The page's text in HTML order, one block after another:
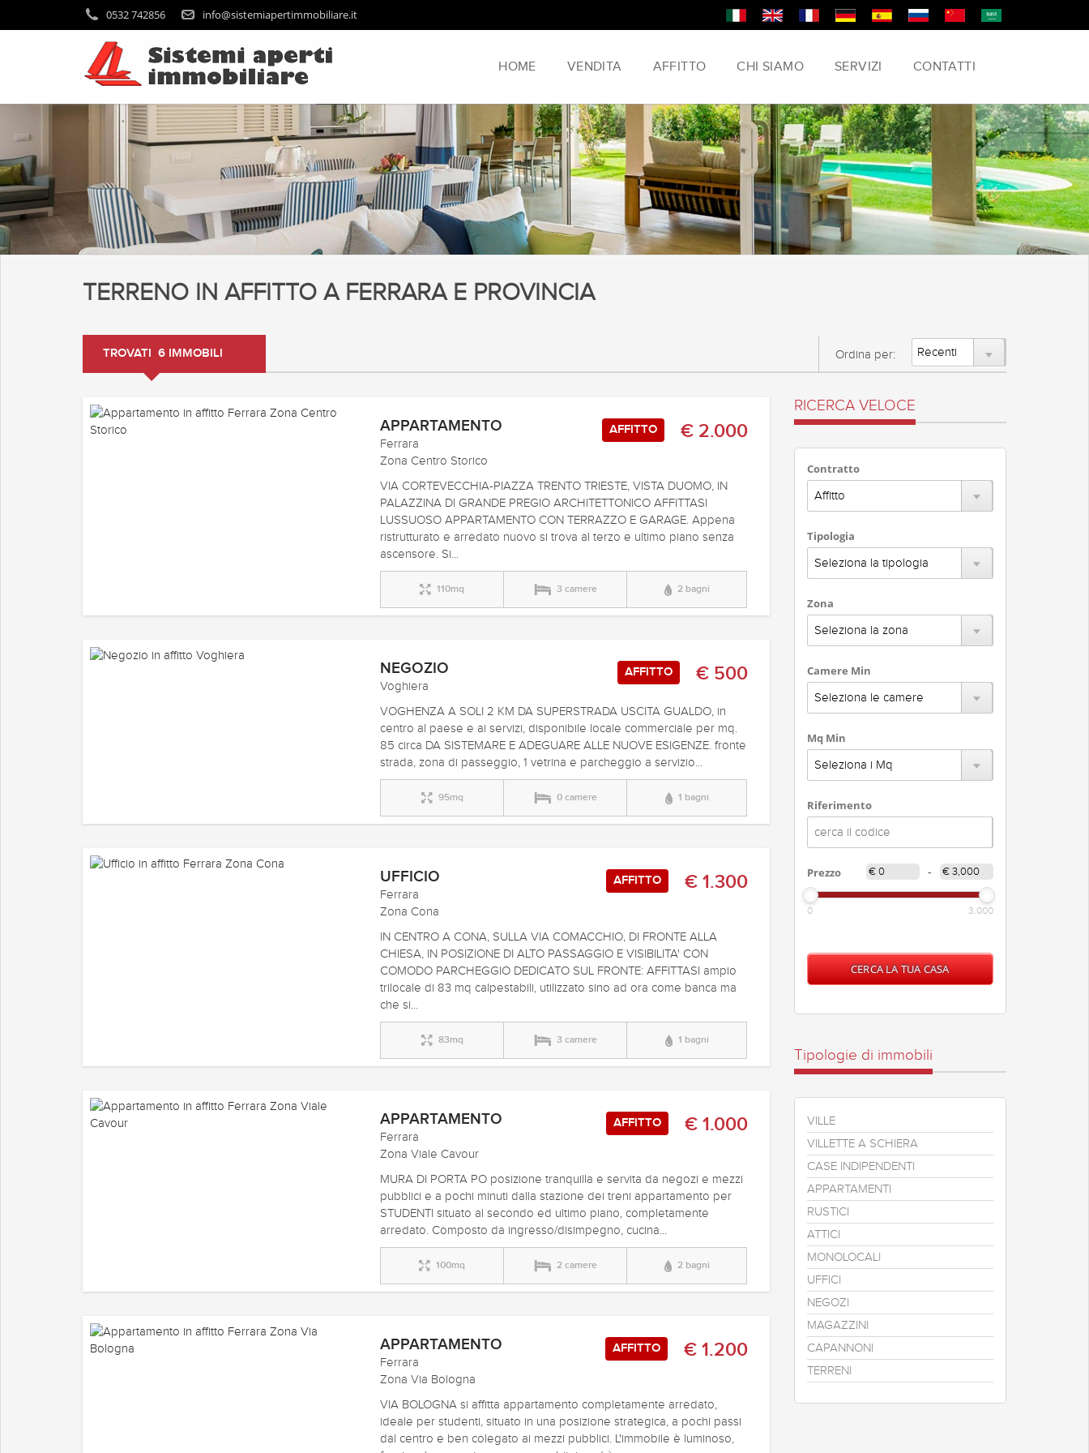
0532 742856 info@sistemiapertimmobiliare.it
HOME VENDITA AFFITTO CHI SIAMO SERVIZI CONTATTI
TERRENO IN AFFITTO A FERRARA E PROVINCIA
TROVATI 6 IMMOBILI Ordina per:
€ 2.000
AFFITTO
APPARTAMENTO
Ferrara
Zona Centro Storico
VIA CORTEVECCHIA-PIAZZA TRENTO TRIESTE, VISTA DUOMO, IN
PALAZZINA DI GRANDE PREGIO ARCHITETTONICO AFFITTASI
LUSSUOSO APPARTAMENTO CON TERRAZZO E GARAGE. Appena
ristrutturato e arredato nuovo si trova al terzo e ultimo piano senza
ascensore. Si...
110mq 3 camere 2 bagni
€ 500
AFFITTO
NEGOZIO
Voghiera
VOGHENZA A SOLI 2 KM DA SUPERSTRADA USCITA GUALDO, in
centro al paese e ai servizi, disponibile locale commerciale per mq.
85 circa DA SISTEMARE E ADEGUARE ALLE NUOVE ESIGENZE. fronte
strada, zona di passeggio, 1 vetrina e parcheggio a servizio...
95mq 0 camere 1 bagni
€ 1.300
AFFITTO
UFFICIO
Ferrara
Zona Cona
IN CENTRO A CONA, SULLA VIA COMACCHIO, DI FRONTE ALLA
CHIESA, IN POSIZIONE DI ALTO PASSAGGIO E VISIBILITA' CON
COMODO PARCHEGGIO DEDICATO SUL FRONTE: AFFITTASI ampio
trilocale di 83 mq calpestabili, utilizzato sino ad ora come banca ma
che si...
83mq 3 camere 1 bagni
€ 1.000
AFFITTO
APPARTAMENTO
Ferrara
Zona Viale Cavour
MURA DI PORTA PO posizione tranquilla e servita da negozi e mezzi
pubblici e a pochi minuti dalla stazione dei treni appartamento per
STUDENTI situato al secondo ed ultimo piano, completamente
arredato. Composto da ingresso/disimpegno, cucina...
100mq 2 camere 2 bagni
€ 1.200
AFFITTO
APPARTAMENTO
Ferrara
Zona Via Bologna
VIA BOLOGNA si affitta appartamento completamente arredato,
ideale per studenti, situato in una posizione strategica, a pochi passi
dal centro e ben colegato ai mezzi pubblici. L'immobile è luminoso,
RICERCA VELOCE
Contratto
Tipologia
Zona
Camere Min
Mq Min
Riferimento
Prezzo -
0 3.000
Tipologie di immobili
VILLE
VILLETTE A SCHIERA
CASE INDIPENDENTI
APPARTAMENTI
RUSTICI
ATTICI
MONOLOCALI
UFFICI
NEGOZI
MAGAZZINI
CAPANNONI
TERRENI